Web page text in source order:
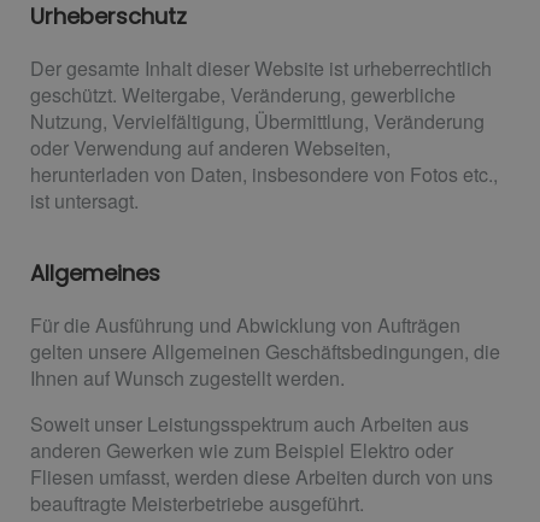
Urheberschutz
Der gesamte Inhalt dieser Website ist urheberrechtlich
geschützt. Weitergabe, Veränderung, gewerbliche
Nutzung, Vervielfältigung, Übermittlung, Veränderung
oder Verwendung auf anderen Webseiten,
herunterladen von Daten, insbesondere von Fotos etc.,
ist untersagt.
Allgemeines
Für die Ausführung und Abwicklung von Aufträgen
gelten unsere Allgemeinen Geschäftsbedingungen, die
Ihnen auf Wunsch zugestellt werden.
Soweit unser Leistungsspektrum auch Arbeiten aus
anderen Gewerken wie zum Beispiel Elektro oder
Fliesen umfasst, werden diese Arbeiten durch von uns
beauftragte Meisterbetriebe ausgeführt.